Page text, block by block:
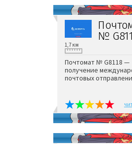
№
1,7 км
Почтомат № G8118 —
получение
почтовых